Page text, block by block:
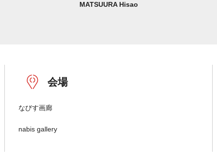
MATSUURA Hisao
会場
なびす画廊
nabis gallery